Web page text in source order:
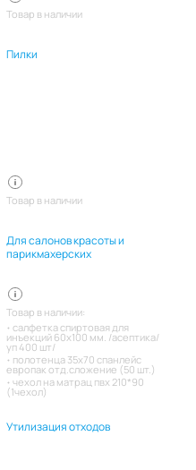
Товар в наличии
Пилки
Товар в наличии
Для салонов красоты и
парикмахерских
Товар в наличии:
салфетка спиртовая для
инъекций 60х100 мм. /асептика/
уп 400 шт/
полотенца 35х70 спанлейс
европак отд.сложение (50 шт.)
чехол на матрац пвх 210*90
(1чехол)
Утилизация отходов